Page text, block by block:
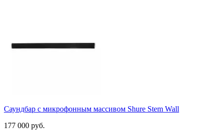
Саундбар с микрофонным массивом Shure Stem Wall
177 000 руб.